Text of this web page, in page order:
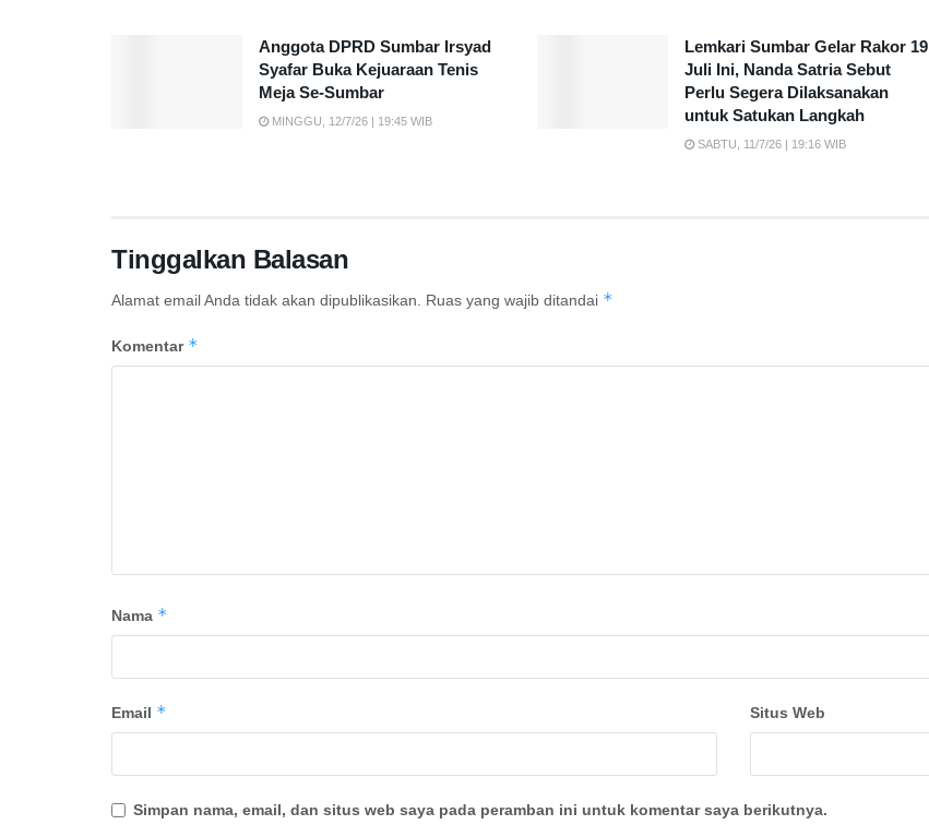
Anggota DPRD Sumbar Irsyad
Syafar Buka Kejuaraan Tenis
Meja Se-Sumbar
MINGGU, 12/7/26 | 19:45 WIB
Lemkari Sumbar Gelar Rakor 19
Juli Ini, Nanda Satria Sebut
Perlu Segera Dilaksanakan
untuk Satukan Langkah
SABTU, 11/7/26 | 19:16 WIB
Tinggalkan Balasan
Alamat email Anda tidak akan dipublikasikan. Ruas yang wajib ditandai *
Komentar *
Nama *
Email * Situs Web
Simpan nama, email, dan situs web saya pada peramban ini untuk komentar saya berikutnya.